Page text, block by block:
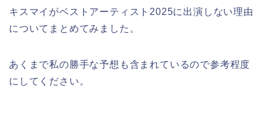
キスマイがベストアーティスト2025に出演しない理由
についてまとめてみました。
あくまで私の勝手な予想も含まれているので参考程度
にしてください。